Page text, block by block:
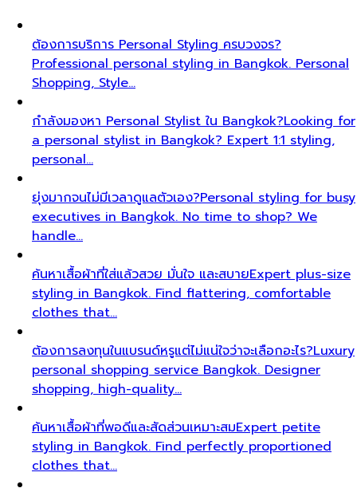
ต้องการบริการ Personal Styling ครบวงจร?
Professional personal styling in Bangkok. Personal
Shopping, Style…
กำลังมองหา Personal Stylist ใน Bangkok?Looking for
a personal stylist in Bangkok? Expert 1:1 styling,
personal…
ยุ่งมากจนไม่มีเวลาดูแลตัวเอง?Personal styling for busy
executives in Bangkok. No time to shop? We
handle…
ค้นหาเสื้อผ้าที่ใส่แล้วสวย มั่นใจ และสบายExpert plus-size
styling in Bangkok. Find flattering, comfortable
clothes that…
ต้องการลงทุนในแบรนด์หรูแต่ไม่แน่ใจว่าจะเลือกอะไร?Luxury
personal shopping service Bangkok. Designer
shopping, high-quality…
ค้นหาเสื้อผ้าที่พอดีและสัดส่วนเหมาะสมExpert petite
styling in Bangkok. Find perfectly proportioned
clothes that…